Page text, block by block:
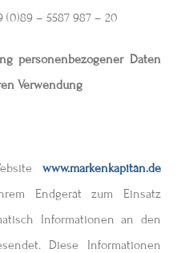
(0)89 – 5587 987 – 20
personenbezogener Daten
Verwendung
www.markenkapitän.de
Endgerät zum Einsatz
Informationen an den
Diese Informationen